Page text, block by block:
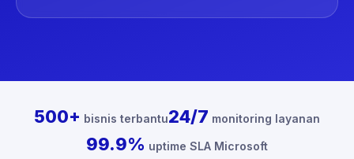
500+ bisnis terbantu24/7 monitoring layanan
99.9% uptime SLA Microsoft